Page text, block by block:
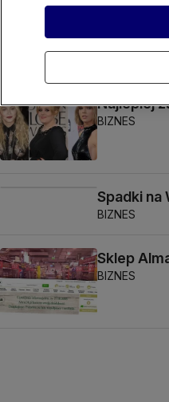
Na co
Najlepiej
BIZNES
Spadki na
BIZNES
Sklep
BIZNES